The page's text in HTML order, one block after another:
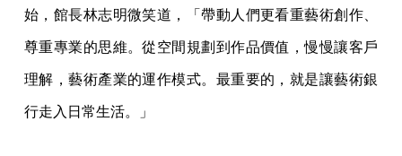
始，館長林志明微笑道，「帶動人們更看重藝術創作、
尊重專業的思維。從空間規劃到作品價值，慢慢讓客戶
理解，藝術產業的運作模式。最重要的，就是讓藝術銀
行走入日常生活。」